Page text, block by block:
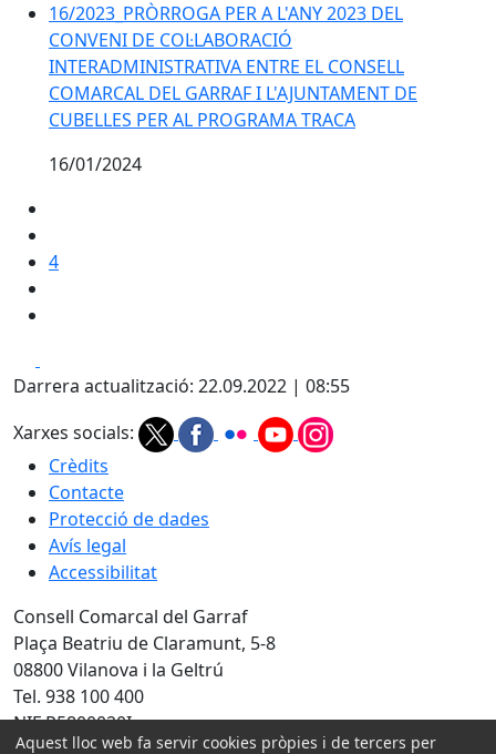
16/2023_PRÒRROGA PER A L'ANY 2023 DEL
CONVENI DE COL·LABORACIÓ
INTERADMINISTRATIVA ENTRE EL CONSELL
COMARCAL DEL GARRAF I L'AJUNTAMENT DE
CUBELLES PER AL PROGRAMA TRACA
16/01/2024
4
Darrera actualització: 22.09.2022 | 08:55
Xarxes socials:
Crèdits
Contacte
Protecció de dades
Avís legal
Accessibilitat
Consell Comarcal del Garraf
Plaça Beatriu de Claramunt, 5-8
08800 Vilanova i la Geltrú
Tel. 938 100 400
NIF P5800020I
Aquest lloc web fa servir cookies pròpies i de tercers per